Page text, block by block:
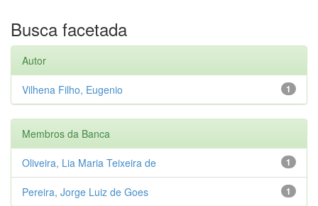
Busca facetada
Autor
1
Vilhena Filho, Eugenio
Membros da Banca
1
Oliveira, Lia Maria Teixeira de
1
Pereira, Jorge Luiz de Goes